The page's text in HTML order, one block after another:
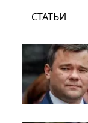
СТАТЬИ